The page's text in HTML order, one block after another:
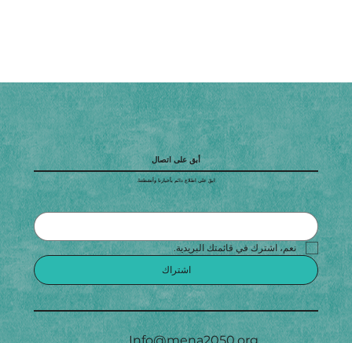
أبق على اتصال
ابقَ على اطلاع دائم بأخبارنا وأنشطتنا.
نعم، اشترك في قائمتك البريدية.
اشتراك